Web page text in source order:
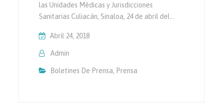
las Unidades Médicas y Jurisdicciones
Sanitarias Culiacán, Sinaloa, 24 de abril del…
Abril 24, 2018
Admin
Boletines De Prensa, Prensa